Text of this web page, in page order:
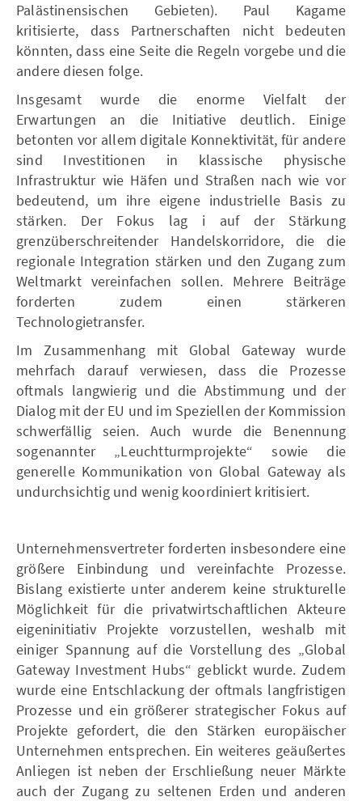
Palästinensischen Gebieten). Paul Kagame
kritisierte, dass Partnerschaften nicht bedeuten
könnten, dass eine Seite die Regeln vorgebe und die
andere diesen folge.
Insgesamt wurde die enorme Vielfalt der
Erwartungen an die Initiative deutlich. Einige
betonten vor allem digitale Konnektivität, für andere
sind Investitionen in klassische physische
Infrastruktur wie Häfen und Straßen nach wie vor
bedeutend, um ihre eigene industrielle Basis zu
stärken. Der Fokus lag i auf der Stärkung
grenzüberschreitender Handelskorridore, die die
regionale Integration stärken und den Zugang zum
Weltmarkt vereinfachen sollen. Mehrere Beiträge
forderten zudem einen stärkeren
Technologietransfer.
Im Zusammenhang mit Global Gateway wurde
mehrfach darauf verwiesen, dass die Prozesse
oftmals langwierig und die Abstimmung und der
Dialog mit der EU und im Speziellen der Kommission
schwerfällig seien. Auch wurde die Benennung
sogenannter „Leuchtturmprojekte“ sowie die
generelle Kommunikation von Global Gateway als
undurchsichtig und wenig koordiniert kritisiert.
Unternehmensvertreter forderten insbesondere eine
größere Einbindung und vereinfachte Prozesse.
Bislang existierte unter anderem keine strukturelle
Möglichkeit für die privatwirtschaftlichen Akteure
eigeninitiativ Projekte vorzustellen, weshalb mit
einiger Spannung auf die Vorstellung des „Global
Gateway Investment Hubs“ geblickt wurde. Zudem
wurde eine Entschlackung der oftmals langfristigen
Prozesse und ein größerer strategischer Fokus auf
Projekte gefordert, die den Stärken europäischer
Unternehmen entsprechen. Ein weiteres geäußertes
Anliegen ist neben der Erschließung neuer Märkte
auch der Zugang zu seltenen Erden und anderen